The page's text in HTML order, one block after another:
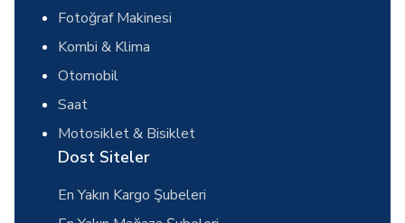
Fotoğraf Makinesi
Kombi & Klima
Otomobil
Saat
Motosiklet & Bisiklet
Dost Siteler
En Yakın Kargo Şubeleri